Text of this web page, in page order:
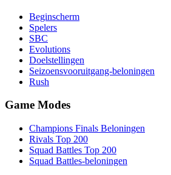
Beginscherm
Spelers
SBC
Evolutions
Doelstellingen
Seizoensvooruitgang-beloningen
Rush
Game Modes
Champions Finals Beloningen
Rivals Top 200
Squad Battles Top 200
Squad Battles-beloningen